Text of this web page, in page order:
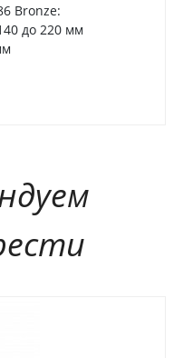
Bronze:
до 220 мм